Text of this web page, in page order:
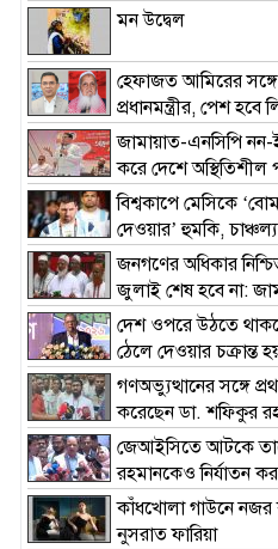
মন উদ্বেল
হেফাজত আমিরের সঙ্গে
প্রধানমন্ত্রীর, পেশ হবে
দাবিদাওয়া
জামায়াত-এনসিপি
করে দেশে অস্থিতিশীল
করতে চায় : খায়রুল কবির খোকন
বিশ্বকাপে মেসিকে
দেওয়ার’ হুমকি,
জনগণের অধিকার
জুলাই শেষ হবে না:
দেশ ওপরে উঠতে
ঠেলে দেওয়ার চক্রান্ত
গণঅভ্যুত্থানের সঙ্গে
করেছেন ডা. শফিকুর
খাঁন
জেআইসিতে আটকে
রহমানকেও নির্যাতন
প্রসিকিউটর কাঁধখোলা গাউনে
নুসরাত ফারিয়া